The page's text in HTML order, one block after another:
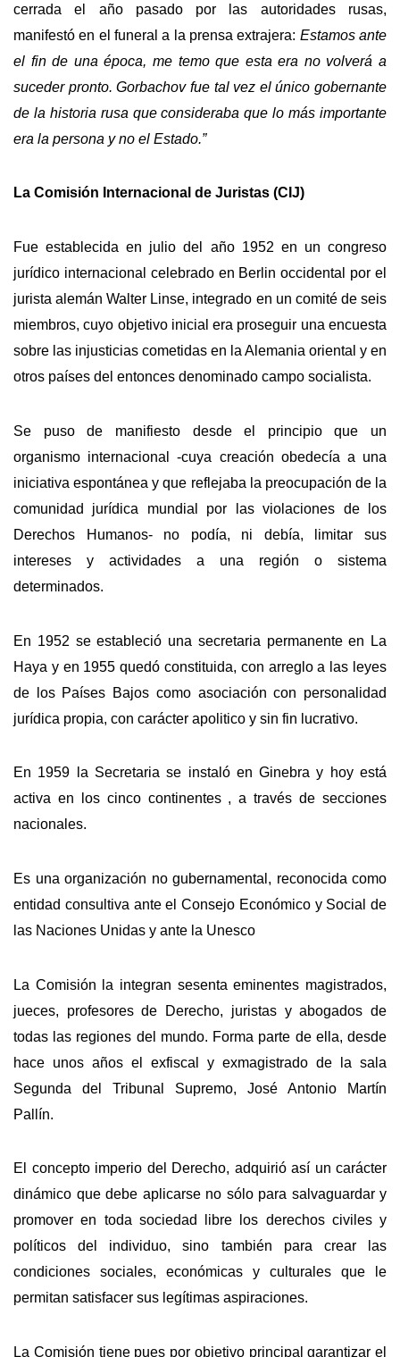
cerrada el año pasado por las autoridades rusas,
manifestó en el funeral a la prensa extrajera: Estamos ante
el fin de una época, me temo que esta era no volverá a
suceder pronto. Gorbachov fue tal vez el único gobernante
de la historia rusa que consideraba que lo más importante
era la persona y no el Estado.”
La Comisión Internacional de Juristas (CIJ)
Fue establecida en julio del año 1952 en un congreso
jurídico internacional celebrado en Berlin occidental por el
jurista alemán Walter Linse, integrado en un comité de seis
miembros, cuyo objetivo inicial era proseguir una encuesta
sobre las injusticias cometidas en la Alemania oriental y en
otros países del entonces denominado campo socialista.
Se puso de manifiesto desde el principio que un
organismo internacional -cuya creación obedecía a una
iniciativa espontánea y que reflejaba la preocupación de la
comunidad jurídica mundial por las violaciones de los
Derechos Humanos- no podía, ni debía, limitar sus
intereses y actividades a una región o sistema
determinados.
En 1952 se estableció una secretaria permanente en La
Haya y en 1955 quedó constituida, con arreglo a las leyes
de los Países Bajos como asociación con personalidad
jurídica propia, con carácter apolitico y sin fin lucrativo.
En 1959 la Secretaria se instaló en Ginebra y hoy está
activa en los cinco continentes , a través de secciones
nacionales.
Es una organización no gubernamental, reconocida como
entidad consultiva ante el Consejo Económico y Social de
las Naciones Unidas y ante la Unesco
La Comisión la integran sesenta eminentes magistrados,
jueces, profesores de Derecho, juristas y abogados de
todas las regiones del mundo. Forma parte de ella, desde
hace unos años el exfiscal y exmagistrado de la sala
Segunda del Tribunal Supremo, José Antonio Martín
Pallín.
El concepto imperio del Derecho, adquirió así un carácter
dinámico que debe aplicarse no sólo para salvaguardar y
promover en toda sociedad libre los derechos civiles y
políticos del individuo, sino también para crear las
condiciones sociales, económicas y culturales que le
permitan satisfacer sus legítimas aspiraciones.
La Comisión tiene pues por objetivo principal garantizar el